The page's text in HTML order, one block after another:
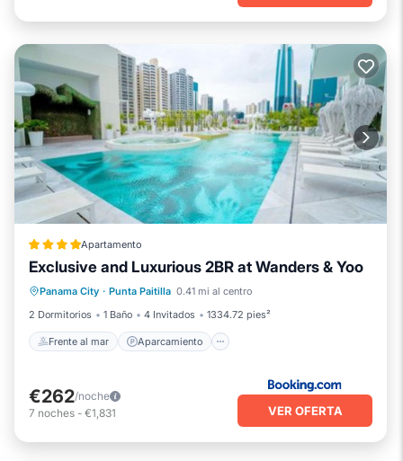
Apartamento
Exclusive and Luxurious 2BR at Wanders & Yoo
Panama City · Punta Paitilla 0.41 mi al centro
2 Dormitorios
1 Baño 4 Invitados 1334.72 pies²
Frente al mar Aparcamiento
Frente al mar Aparcamiento
Piscina
Vista al mar
€262/noche
7 noches - €1,831 VER OFERTA